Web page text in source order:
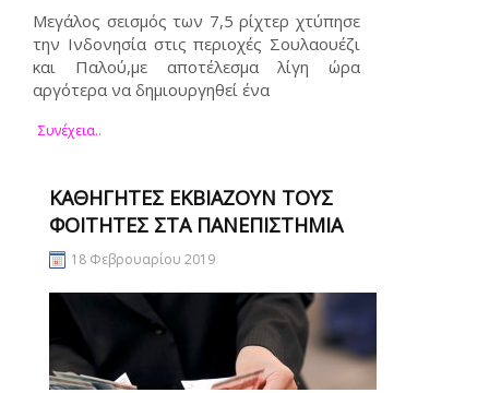
Μεγάλος σεισμός των 7,5 ρίχτερ χτύπησε
την Ινδονησία στις περιοχές Σουλαουέζι
και Παλού,με αποτέλεσμα λίγη ώρα
αργότερα να δημιουργηθεί ένα
Συνέχεια..
ΚΑΘΗΓΗΤΈΣ ΕΚΒΙΆΖΟΥΝ ΤΟΎΣ
ΦΟΙΤΗΤΈΣ ΣΤΑ ΠΑΝΕΠΙΣΤΉΜΙΑ
18 Φεβρουαρίου 2019